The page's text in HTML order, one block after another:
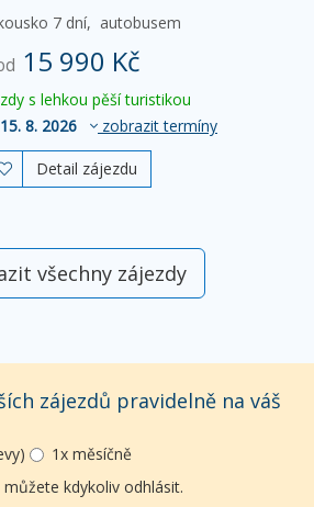
7 dní, autobusem
15 990 Kč
s lehkou pěší turistikou
15. 8. 2026 zobrazit termíny
Detail zájezdu
všechny zájezdy
zájezdů pravidelně na váš
1x měsíčně
kdykoliv odhlásit.